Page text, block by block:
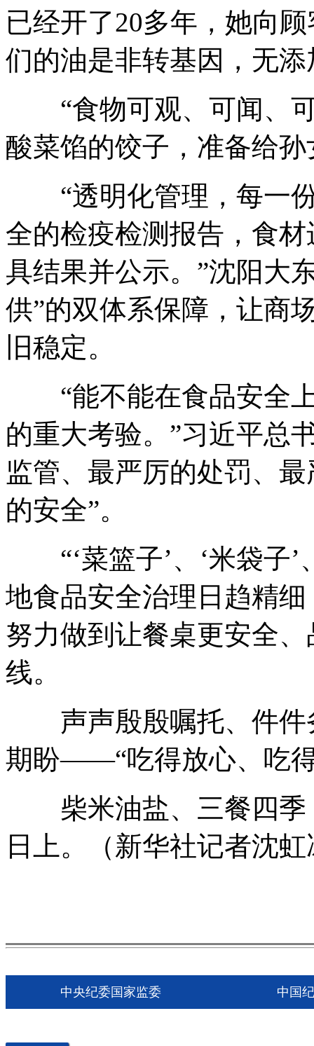
已经开了20多年，她向
们的油是非转基因，无
“食物可观、可闻、可
酸菜馅的饺子，准备给
“透明化管理，每一份
全的检疫检测报告，食
具结果并公示。”沈阳大
供”的双体系保障，让商
旧稳定。
“能不能在食品安全上
的重大考验。”习近平总
监管、最严厉的处罚、
的安全”。
“‘菜篮子’、‘米袋子’
地食品安全治理日趋精
努力做到让餐桌更安全
线。
声声殷殷嘱托、件件
期盼——“吃得放心、吃
柴米油盐、三餐四季
日上。（新华社记者沈
中央纪委国家监委 中国